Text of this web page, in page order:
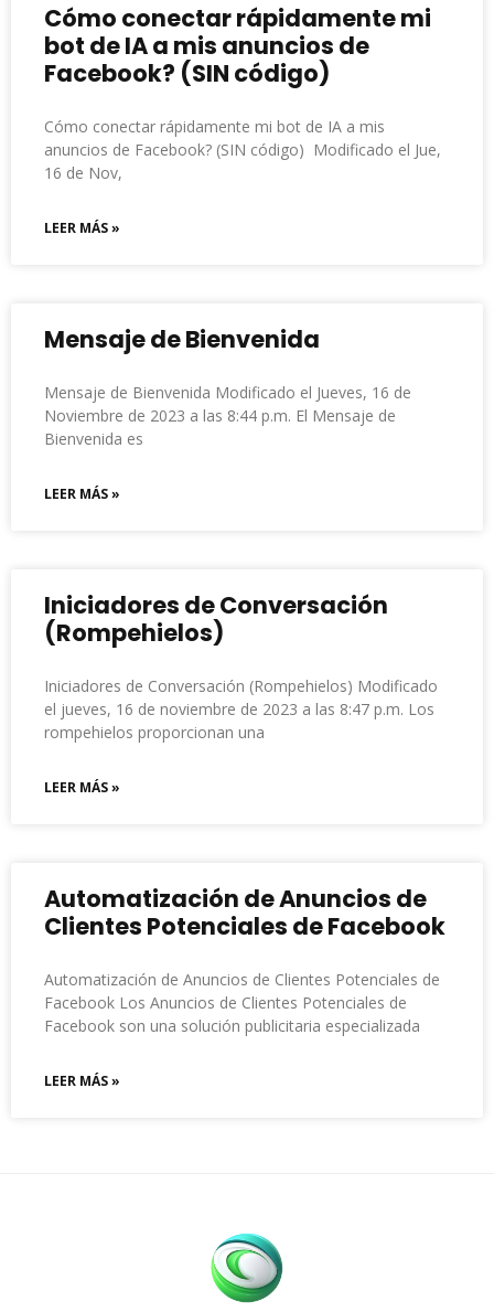
Cómo conectar rápidamente mi
bot de IA a mis anuncios de
Facebook? (SIN código)
Cómo conectar rápidamente mi bot de IA a mis
anuncios de Facebook? (SIN código) Modificado el Jue,
16 de Nov,
LEER MÁS »
Mensaje de Bienvenida
Mensaje de Bienvenida Modificado el Jueves, 16 de
Noviembre de 2023 a las 8:44 p.m. El Mensaje de
Bienvenida es
LEER MÁS »
Iniciadores de Conversación
(Rompehielos)
Iniciadores de Conversación (Rompehielos) Modificado
el jueves, 16 de noviembre de 2023 a las 8:47 p.m. Los
rompehielos proporcionan una
LEER MÁS »
Automatización de Anuncios de
Clientes Potenciales de Facebook
Automatización de Anuncios de Clientes Potenciales de
Facebook Los Anuncios de Clientes Potenciales de
Facebook son una solución publicitaria especializada
LEER MÁS »